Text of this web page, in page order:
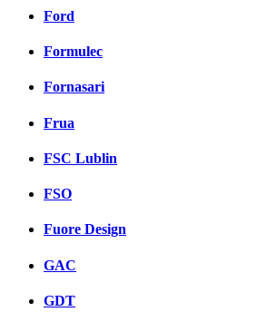
Ford
Formulec
Fornasari
Frua
FSC Lublin
FSO
Fuore Design
GAC
GDT